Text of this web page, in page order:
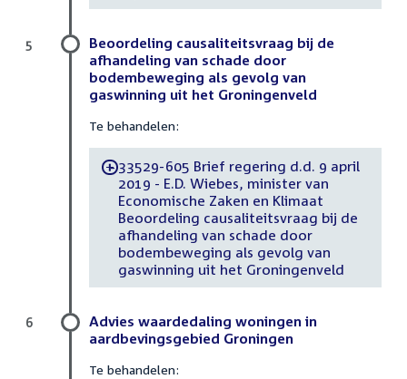
Beoordeling causaliteitsvraag bij de
afhandeling van schade door
bodembeweging als gevolg van
gaswinning uit het Groningenveld
Te behandelen:
-33529-605 Brief regering d.d. 9 april
2019 - E.D. Wiebes, minister van
Economische Zaken en Klimaat
Beoordeling causaliteitsvraag bij de
afhandeling van schade door
bodembeweging als gevolg van
gaswinning uit het Groningenveld
5
Advies waardedaling woningen in
aardbevingsgebied Groningen
Te behandelen:
6